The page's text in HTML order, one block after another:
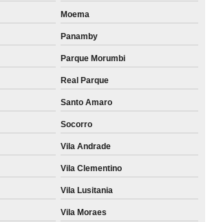
Moema
Panamby
Parque Morumbi
Real Parque
Santo Amaro
Socorro
Vila Andrade
Vila Clementino
Vila Lusitania
Vila Moraes